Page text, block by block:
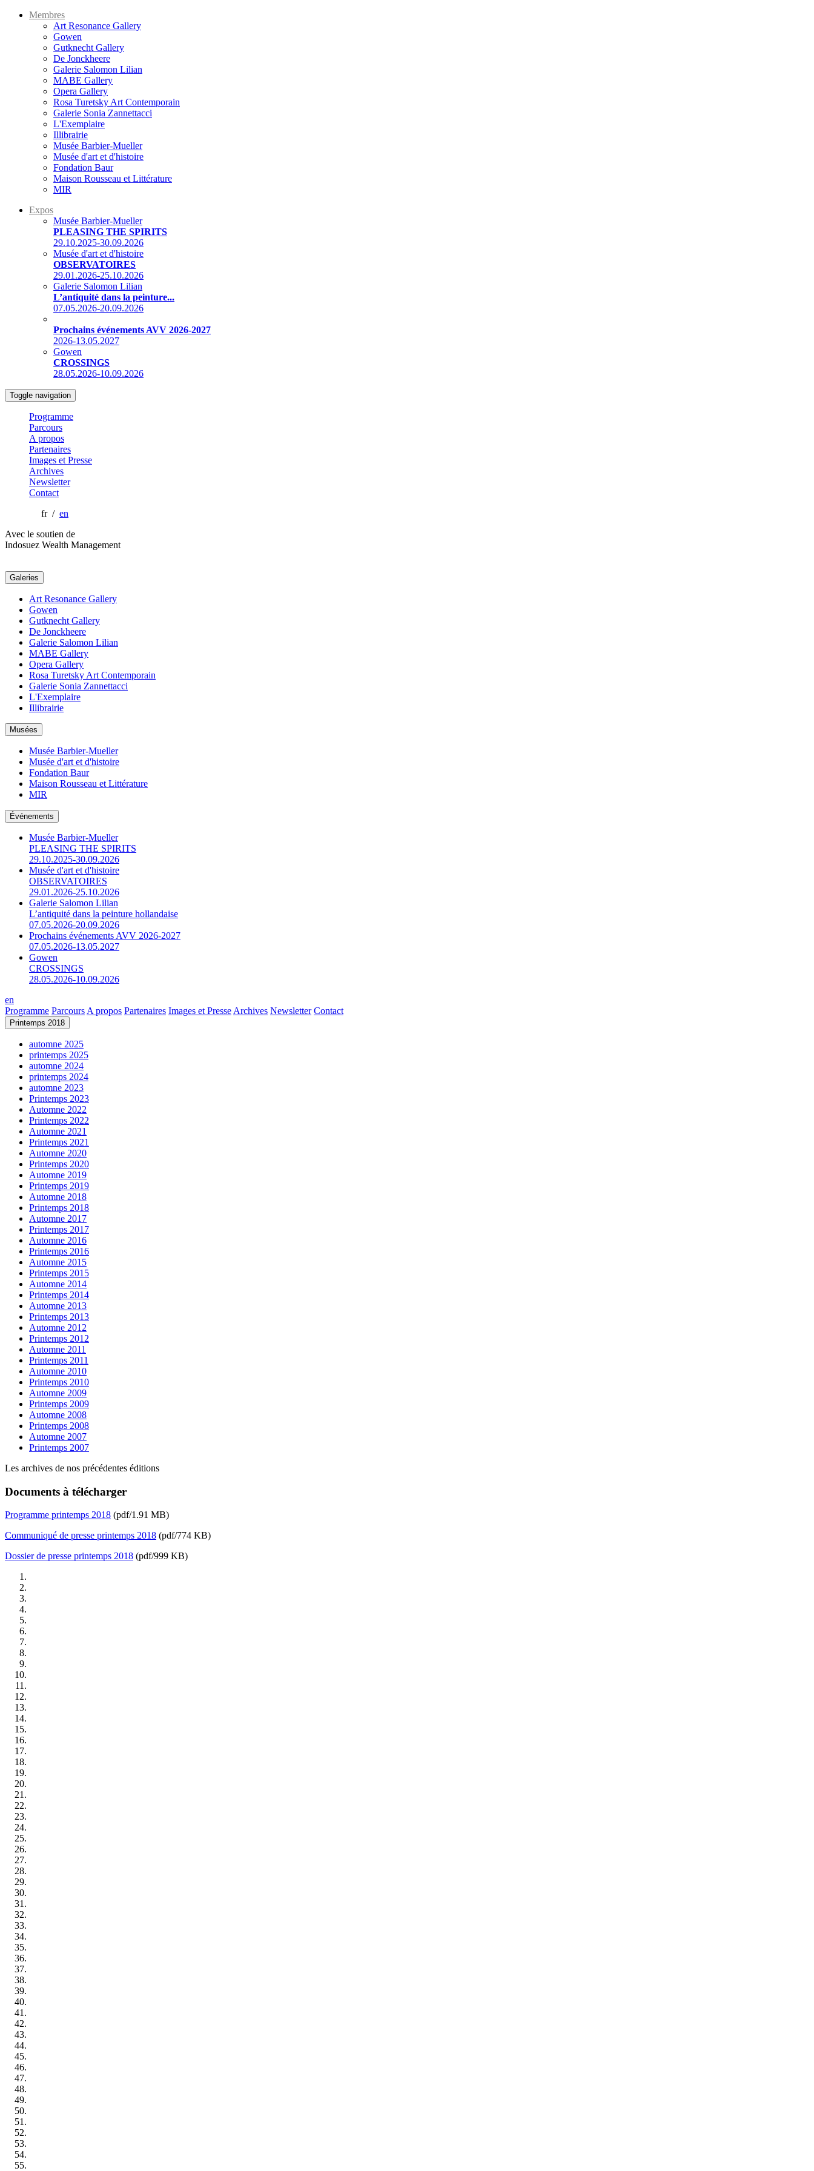
Membres
Art Resonance Gallery
Gowen
Gutknecht Gallery
De Jonckheere
Galerie Salomon Lilian
MABE Gallery
Opera Gallery
Rosa Turetsky Art Contemporain
Galerie Sonia Zannettacci
L'Exemplaire
Illibrairie
Musée Barbier-Mueller
Musée d'art et d'histoire
Fondation Baur
Maison Rousseau et Littérature
MIR
Expos
Musée Barbier-Mueller
PLEASING THE SPIRITS
29.10.2025-30.09.2026
Musée d'art et d'histoire
OBSERVATOIRES
29.01.2026-25.10.2026
Galerie Salomon Lilian
L’antiquité dans la peinture...
07.05.2026-20.09.2026
Prochains événements AVV 2026-2027
2026-13.05.2027
Gowen
CROSSINGS
28.05.2026-10.09.2026
Toggle navigation
Programme
Parcours
A propos
Partenaires
Images et Presse
Archives
Newsletter
Contact
fr / en
Avec le soutien de
Indosuez Wealth Management
Galeries
Art Resonance Gallery
Gowen
Gutknecht Gallery
De Jonckheere
Galerie Salomon Lilian
MABE Gallery
Opera Gallery
Rosa Turetsky Art Contemporain
Galerie Sonia Zannettacci
L'Exemplaire
Illibrairie
Musées
Musée Barbier-Mueller
Musée d'art et d'histoire
Fondation Baur
Maison Rousseau et Littérature
MIR
Événements
Musée Barbier-Mueller
PLEASING THE SPIRITS
29.10.2025-30.09.2026
Musée d'art et d'histoire
OBSERVATOIRES
29.01.2026-25.10.2026
Galerie Salomon Lilian
L’antiquité dans la peinture hollandaise
07.05.2026-20.09.2026
Prochains événements AVV 2026-2027
07.05.2026-13.05.2027
Gowen
CROSSINGS
28.05.2026-10.09.2026
en
Programme Parcours A propos Partenaires Images et Presse Archives Newsletter Contact
Printemps 2018
automne 2025
printemps 2025
automne 2024
printemps 2024
automne 2023
Printemps 2023
Automne 2022
Printemps 2022
Automne 2021
Printemps 2021
Automne 2020
Printemps 2020
Automne 2019
Printemps 2019
Automne 2018
Printemps 2018
Automne 2017
Printemps 2017
Automne 2016
Printemps 2016
Automne 2015
Printemps 2015
Automne 2014
Printemps 2014
Automne 2013
Printemps 2013
Automne 2012
Printemps 2012
Automne 2011
Printemps 2011
Automne 2010
Printemps 2010
Automne 2009
Printemps 2009
Automne 2008
Printemps 2008
Automne 2007
Printemps 2007
Les archives de nos précédentes éditions
Documents à télécharger
Programme printemps 2018 (pdf/1.91 MB)
Communiqué de presse printemps 2018 (pdf/774 KB)
Dossier de presse printemps 2018 (pdf/999 KB)